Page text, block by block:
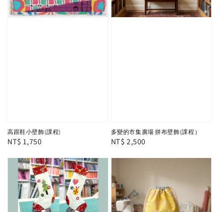
高跟鞋小壁飾(課程)
Regular
NT$ 1,750
多變的市集廣場 拼布壁飾(課程）
Regular
NT$ 2,500